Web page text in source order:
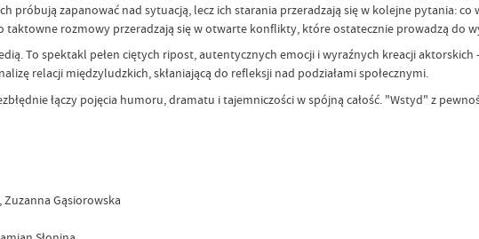
próbują zapanować nad sytuacją, lecz ich starania przeradzają się w kolejne pytania: co
taktowne rozmowy przeradzają się w otwarte konflikty, które ostatecznie prowadzą do
To spektakl pełen ciętych ripost, autentycznych emocji i wyraźnych kreacji
relacji międzyludzkich, skłaniającą do refleksji nad podziałami społecznymi.
łączy pojęcia humoru, dramatu i tajemniczości w spójną całość. "Wstyd" z
Gąsiorowska